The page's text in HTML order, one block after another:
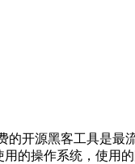
开源黑客工具是
的操作系统，使用的